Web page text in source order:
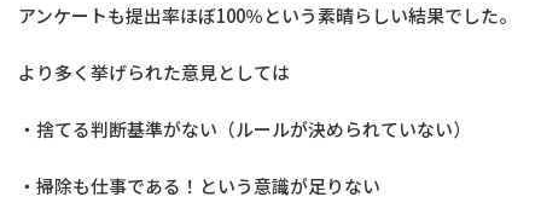
アンケートも提出率ほぼ100％という素晴らしい結果でした。
より多く挙げられた意見としては
・捨てる判断基準がない（ルールが決められていない）
・掃除も仕事である！という意識が足りない